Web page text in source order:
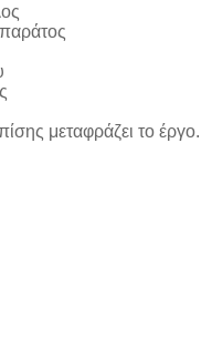
μεταφράζει το έργο.